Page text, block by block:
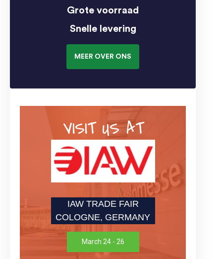
Grote voorraad
Snelle levering
MEER OVER ONS
VISIT US AT
IAW TRADE FAIR
COLOGNE, GERMANY
March 24 - 26